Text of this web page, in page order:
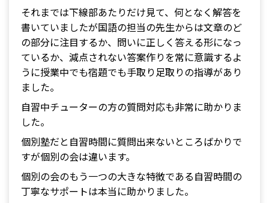
それまでは下線部あたりだけ見て、何となく解答を
書いていましたが国語の担当の先生からは文章のど
の部分に注目するか、問いに正しく答える形になっ
ているか、減点されない答案作りを常に意識するよ
うに授業中でも宿題でも手取り足取りの指導があり
ました。
自習中チューターの方の質問対応も非常に助かりま
した。
個別塾だと自習時間に質問出来ないところばかりで
すが個別の会は違います。
個別の会のもう一つの大きな特徴である自習時間の
丁寧なサポートは本当に助かりました。